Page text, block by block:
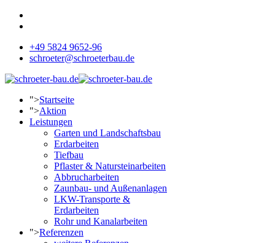
+49 5824 9652-96
schroeter@schroeterbau.de
">Startseite
">Aktion
Leistungen
Garten und Landschaftsbau
Erdarbeiten
Tiefbau
Pflaster & Natursteinarbeiten
Abbrucharbeiten
Zaunbau- und Außenanlagen
LKW-Transporte &
Erdarbeiten
Rohr und Kanalarbeiten
">Referenzen